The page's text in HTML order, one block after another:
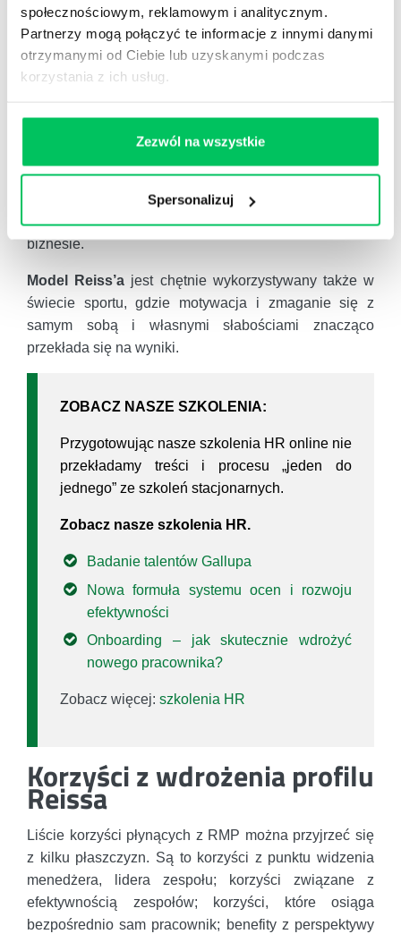
społecznościowym, reklamowym i analitycznym.
Partnerzy mogą połączyć te informacje z innymi danymi
otrzymanymi od Ciebie lub uzyskanymi podczas
korzystania z ich usług.
Zezwól na wszystkie
Spersonalizuj
oraz pozwala na deeksalację konfliktu wartości.
Co więcej, odwołanie do wartości sprzyja budowaniu
zespołów w duchu zarządzania pokoleniami.
Socjologowie w swoich badaniach coraz częściej
na rynek pracy są rzecznikami i ambasadorami
wartości, tj. angażują się w przedsięwzięcia zgodne z
ich katalogiem wartości. Ogromny potencjał RMP
można odnaleźć także w kształtowaniu świadomej
polityki wartości skąd już bardzo blisko do etyki w
biznesie.
Model Reiss’a jest chętnie wykorzystywany także w
świecie sportu, gdzie motywacja i zmaganie się z
samym sobą i własnymi słabościami znacząco
przekłada się na wyniki.
ZOBACZ NASZE SZKOLENIA:
Przygotowując nasze szkolenia HR online nie
przekładamy treści i procesu „jeden do
jednego” ze szkoleń stacjonarnych.
Zobacz nasze szkolenia HR.
Badanie talentów Gallupa
Nowa formuła systemu ocen i rozwoju
efektywności
Onboarding – jak skutecznie wdrożyć
nowego pracownika?
Zobacz więcej: szkolenia HR
Korzyści z wdrożenia profilu
Reissa
Liście korzyści płynących z RMP można przyjrzeć się
z kilku płaszczyzn. Są to korzyści z punktu widzenia
menedżera, lidera zespołu; korzyści związane z
efektywnością zespołów; korzyści, które osiąga
bezpośrednio sam pracownik; benefity z perspektywy